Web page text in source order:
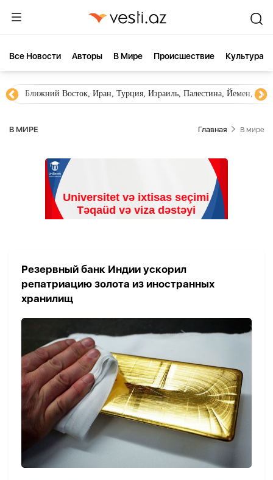
Все Новости Aвторы В Мире Происшествие Культура
Ближний Восток, Иран, Турция, Израиль, Палестина, Йемен,
В МИРЕ Главная В мире
Резервный банк Индии ускорил
репатриацию золота из иностранных
хранилищ